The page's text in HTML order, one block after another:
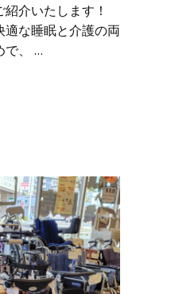
介いたします！
適な睡眠と介護の両
で、 …